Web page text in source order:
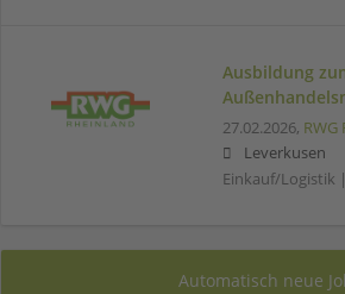
Ausbildung
27.02.2026, RWG
Leverkusen
Einkauf/Logistik
Automatisch neue